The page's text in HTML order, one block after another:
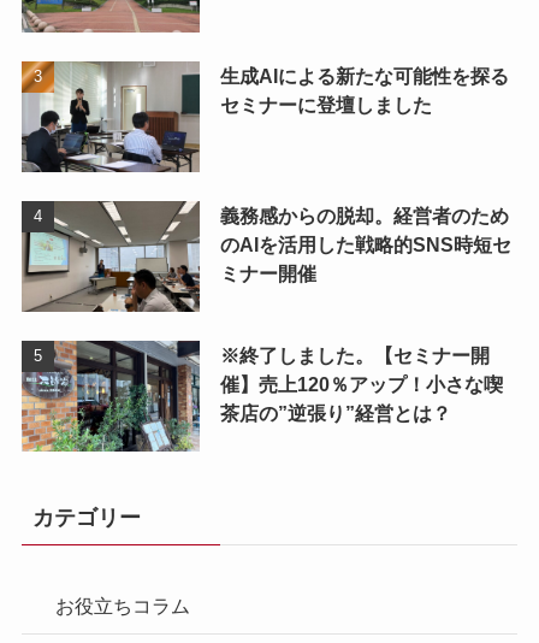
生成AIによる新たな可能性を探る
セミナーに登壇しました
義務感からの脱却。経営者のため
のAIを活用した戦略的SNS時短セ
ミナー開催
※終了しました。【セミナー開
催】売上120％アップ！小さな喫
茶店の”逆張り”経営とは？
カテゴリー
お役立ちコラム